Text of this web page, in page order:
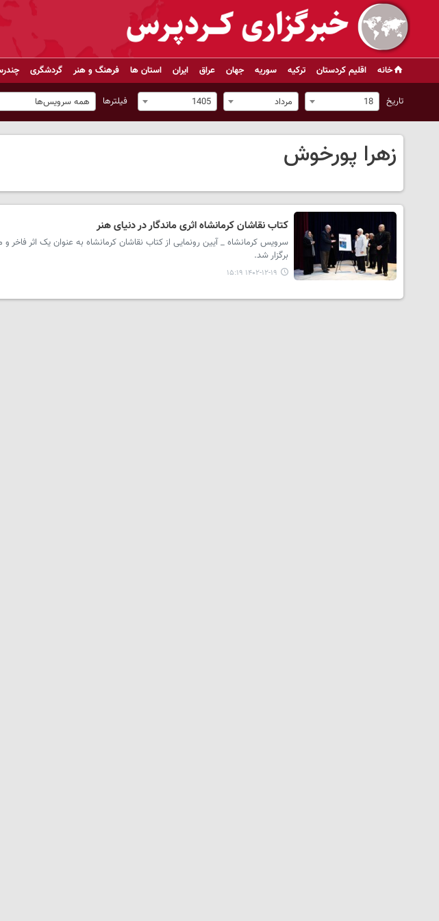
خانه اقلیم کردستان ترکیه سوریه جهان عراق ایران استان ها فرهنگ و هنر گردشگری
تاریخ 18 مرداد 1405 فیلترها همه سرویس‌ها
زهرا پورخوش
کتاب نقاشان کرمانشاه اثری ماندگار در دنیای هنر
سرویس کرمانشاه _ آیین رونمایی از کتاب نقاشان کرمانشاه به عنوان یک اثر
برگزار شد.
۱۴۰۲-۱۲-۱۹ ۱۵:۱۹